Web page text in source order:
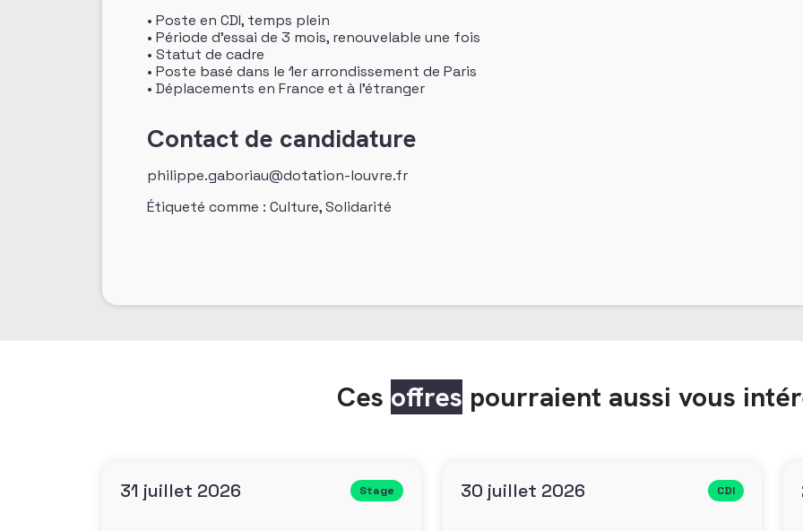
• Poste en CDI, temps plein
• Période d’essai de 3 mois, renouvelable une fois
• Statut de cadre
• Poste basé dans le 1er arrondissement de Paris
• Déplacements en France et à l’étranger
Contact de candidature
philippe.gaboriau@dotation-louvre.fr
Étiqueté comme : Culture, Solidarité
Ces offres pourraient aussi vous
31 juillet 2026 Stage 30 juillet 2026 CDI